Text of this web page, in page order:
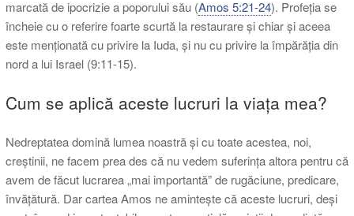
marcată de ipocrizie a poporului său (Amos 5:21-24). Profeția se
încheie cu o referire foarte scurtă la restaurare și chiar și aceea
este menționată cu privire la Iuda, și nu cu privire la împărăția din
nord a lui Israel (9:11-15).
Cum se aplică aceste lucruri la viața mea?
Nedreptatea domină lumea noastră și cu toate acestea, noi,
creștinii, ne facem prea des că nu vedem suferința altora pentru că
avem de făcut lucrarea „mai importantă” de rugăciune, predicare,
învățătură. Dar cartea Amos ne amintește că aceste lucruri, deși